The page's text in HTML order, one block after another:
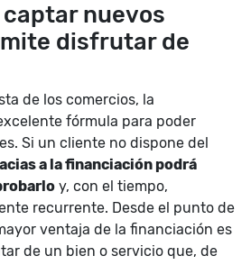
nuevos
disfrutar de
de los comercios, la
fórmula para poder
Si un cliente no dispone del
a la financiación podrá
y, con el tiempo,
recurrente. Desde el punto de
ventaja de la financiación es
de un bien o servicio que, de